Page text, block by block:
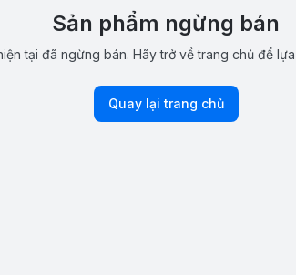
Sản phẩm ngừng bán
tại đã ngừng bán. Hãy trở về trang chủ để
Quay lại trang chủ